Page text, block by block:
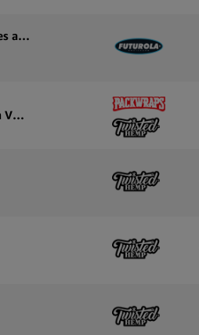
Futurola x Snoop Dogg Feuilles de blunt sans tabac infusées aux terpènes (présentoir de 25 pièces)
Packwraps x Twisted Hemp Wraps Gushin Grape + Filtre en Verre + Plateau (10paquets/présentoir)